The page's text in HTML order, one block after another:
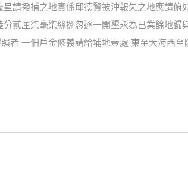
請撥補之地實係邱德賢被沖報失之地應請俯
貳厘柒毫柒絲捌忽逐一開墾永為已業餘地歸
者 一佃戶金修義請給埔地壹處 東至大海西